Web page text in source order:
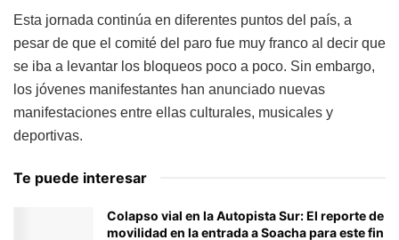
Esta jornada continúa en diferentes puntos del país, a
pesar de que el comité del paro fue muy franco al decir que
se iba a levantar los bloqueos poco a poco. Sin embargo,
los jóvenes manifestantes han anunciado nuevas
manifestaciones entre ellas culturales, musicales y
deportivas.
Te puede interesar
Colapso vial en la Autopista Sur: El reporte de
movilidad en la entrada a Soacha para este fin